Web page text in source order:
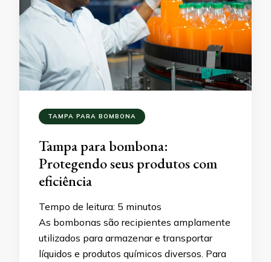
TAMPA PARA BOMBONA
Tampa para bombona:
Protegendo seus produtos com
eficiência
Tempo de leitura: 5 minutos
As bombonas são recipientes amplamente
utilizados para armazenar e transportar
líquidos e produtos químicos diversos. Para